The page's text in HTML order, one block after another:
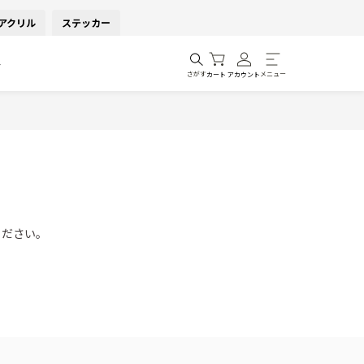
クリル ステッカー
さがすカート アカウント メニュー
さい。